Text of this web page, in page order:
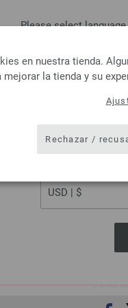
Please select
en nuestra tienda.
mejorar la tienda y su
Rechazar /
Lana Grossa
FELTRO
de las agujas: 8
2,94 €